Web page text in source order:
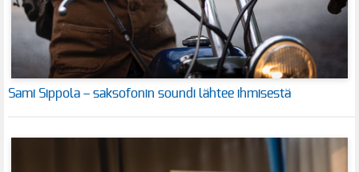
Sami Sippola – saksofonin soundi lähtee ihmisestä